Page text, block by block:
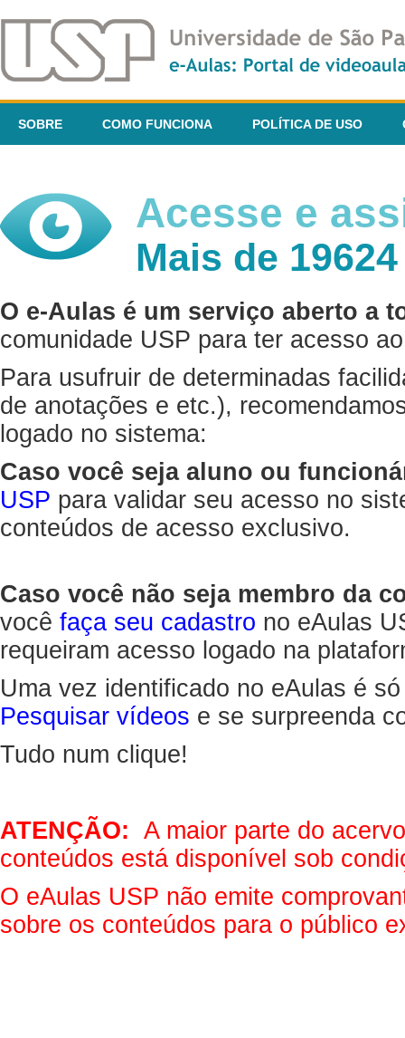
SOBRE COMO FUNCIONA POLÍTICA DE USO
Acesse e
Mais de
O e-Aulas é um serviço aberto a
comunidade USP para ter acesso
Para usufruir de determinadas
de anotações e etc.),
logado no sistema:
Caso você seja aluno ou
USP para validar seu acesso no
conteúdos de acesso exclusivo.
Caso você não seja membro da
você faça seu cadastro no eAulas
requeiram acesso logado na
Uma vez identificado no eAulas é
Pesquisar vídeos e se surpreenda
Tudo num clique!
ATENÇÃO: A maior parte do
conteúdos está disponível sob
O eAulas USP não emite
sobre os conteúdos para o público